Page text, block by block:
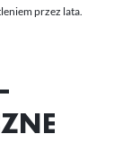
przez lata.